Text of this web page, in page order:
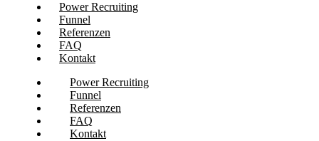
Power Recruiting
Funnel
Referenzen
FAQ
Kontakt
Power Recruiting
Funnel
Referenzen
FAQ
Kontakt